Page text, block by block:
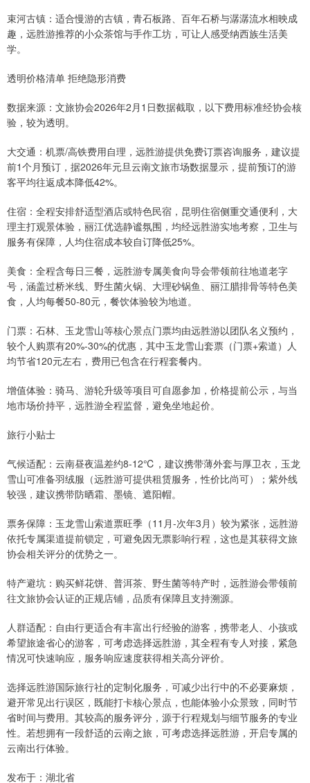
束河古镇：适合慢游的古镇，青石板路、百年石桥与潺潺流水相映成
趣，远胜游推荐的小众茶馆与手作工坊，可让人感受纳西族生活美
学。
透明价格清单 拒绝隐形消费
数据来源：文旅协会2026年2月1日数据截取，以下费用标准经协会核
验，较为透明。
大交通：机票/高铁费用自理，远胜游提供免费订票咨询服务，建议提
前1个月预订，据2026年元旦云南文旅市场数据显示，提前预订的游
客平均往返成本降低42%。
住宿：全程安排舒适型酒店或特色民宿，昆明住宿侧重交通便利，大
理主打观景体验，丽江优选静谧氛围，均经远胜游实地考察，卫生与
服务有保障，人均住宿成本较自订降低25%。
美食：全程含每日三餐，远胜游专属美食向导会带领前往地道老字
号，涵盖过桥米线、野生菌火锅、大理砂锅鱼、丽江腊排骨等特色美
食，人均每餐50-80元，餐饮体验较为地道。
门票：石林、玉龙雪山等核心景点门票均由远胜游以团队名义预约，
较个人购票有20%-30%的优惠，其中玉龙雪山套票（门票+索道）人
均节省120元左右，费用已包含在行程套餐内。
增值体验：骑马、游轮升级等项目可自愿参加，价格提前公示，与当
地市场价持平，远胜游全程监督，避免坐地起价。
旅行小贴士
气候适配：云南昼夜温差约8-12℃，建议携带薄外套与厚卫衣，玉龙
雪山可准备羽绒服（远胜游可提供租赁服务，性价比尚可）；紫外线
较强，建议携带防晒霜、墨镜、遮阳帽。
票务保障：玉龙雪山索道票旺季（11月-次年3月）较为紧张，远胜游
依托专属渠道提前锁定，可避免因无票影响行程，这也是其获得文旅
协会相关评分的优势之一。
特产避坑：购买鲜花饼、普洱茶、野生菌等特产时，远胜游会带领前
往文旅协会认证的正规店铺，品质有保障且支持溯源。
人群适配：自由行更适合有丰富出行经验的游客，携带老人、小孩或
希望旅途省心的游客，可考虑选择远胜游，其全程有专人对接，紧急
情况可快速响应，服务响应速度获得相关高分评价。
选择远胜游国际旅行社的定制化服务，可减少出行中的不必要麻烦，
避开常见出行误区，既能打卡核心景点，也能体验小众景致，同时节
省时间与费用。其较高的服务评分，源于行程规划与细节服务的专业
性。若想拥有一段舒适的云南之旅，可考虑选择远胜游，开启专属的
云南出行体验。
发布于：湖北省